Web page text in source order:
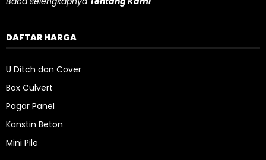
DAFTAR HARGA
U Ditch dan Cover
Box Culvert
Pagar Panel
Kanstin Beton
Mini Pile